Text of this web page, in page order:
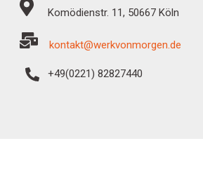
Komödienstr. 11, 50667 Köln
kontakt@werkvonmorgen.de
+49(0221) 82827440